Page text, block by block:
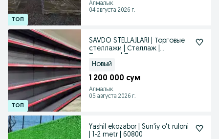
Алмалык
04 августа 2026 г.
SAVDO STELLAJLARI | Торговые
стеллажи | Стеллаж |
Новый
1 200 000 сум
Алмалык
05 августа 2026 г.
Yashil ekozabor | Sun'iy o't ruloni
| 1-2 metr | 60800